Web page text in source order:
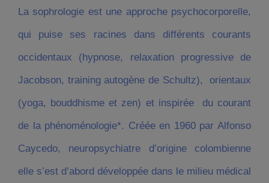
La sophrologie est une approche psychocorporelle,
qui puise ses racines dans différents courants
occidentaux (hypnose, relaxation progressive de
Jacobson, training autogène de Schultz), orientaux
(yoga, bouddhisme et zen) et inspirée du courant
de la phénoménologie*. Créée en 1960 par Alfonso
Caycedo, neuropsychiatre d’origine colombienne
elle s’est d’abord développée dans le milieu médical